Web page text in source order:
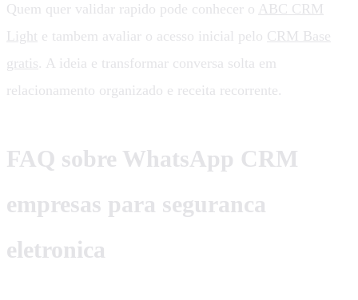
Quem quer validar rapido pode conhecer o ABC CRM
Light e tambem avaliar o acesso inicial pelo CRM Base
gratis. A ideia e transformar conversa solta em
relacionamento organizado e receita recorrente.
FAQ sobre WhatsApp CRM
empresas para seguranca
eletronica